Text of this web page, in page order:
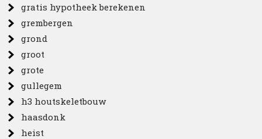
gratis hypotheek berekenen
grembergen
grond
groot
grote
gullegem
h3 houtskeletbouw
haasdonk
heist